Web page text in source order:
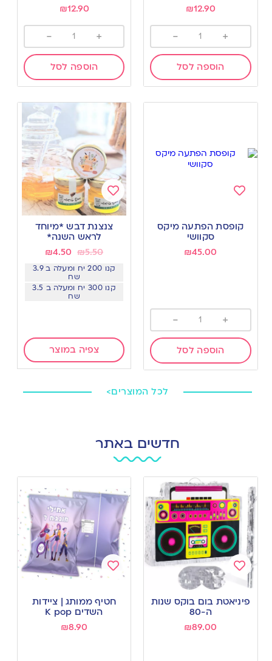
₪12.90
+
-
הוספה לסל
₪12.90
+
-
הוספה לסל
to
wishlist
קופסת הפתעה מיקס
סקוושי
₪45.00
+
-
הוספה לסל
Add
wishlist
צנצנת דבש *מיוחד
לראש השנה*
₪5.50
₪4.50
קנו 200 יח ומעלה ב 3.9
שח
קנו 300 יח ומעלה ב 3.5
שח
צפיה במוצר
לכל המוצרים>
חדשים באתר
Add
to
wishlist
פיניאטת בום בוקס שנות
ה-80
₪89.00
wishlist
חטיף ממותג | ציידות
השדים K pop
₪8.90